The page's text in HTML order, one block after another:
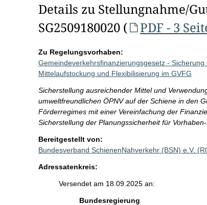
Details zu Stellungnahme/
SG2509180020 (
PDF - 3
Zu Regelungsvorhaben:
Gemeindeverkehrsfinanzierungsgesetz -
Mittelaufstockung und Flexibilisierung im GVFG
Sicherstellung ausreichender Mittel und
umweltfreundlichen ÖPNV auf der Schiene in den
Förderregimes mit einer Vereinfachung der
Sicherstellung der Planungssicherheit für
Bereitgestellt von:
Bundesverband SchienenNahverkehr (BSN) e.V.
Adressatenkreis:
Versendet am 18.09.2025 an:
Bundesregierung